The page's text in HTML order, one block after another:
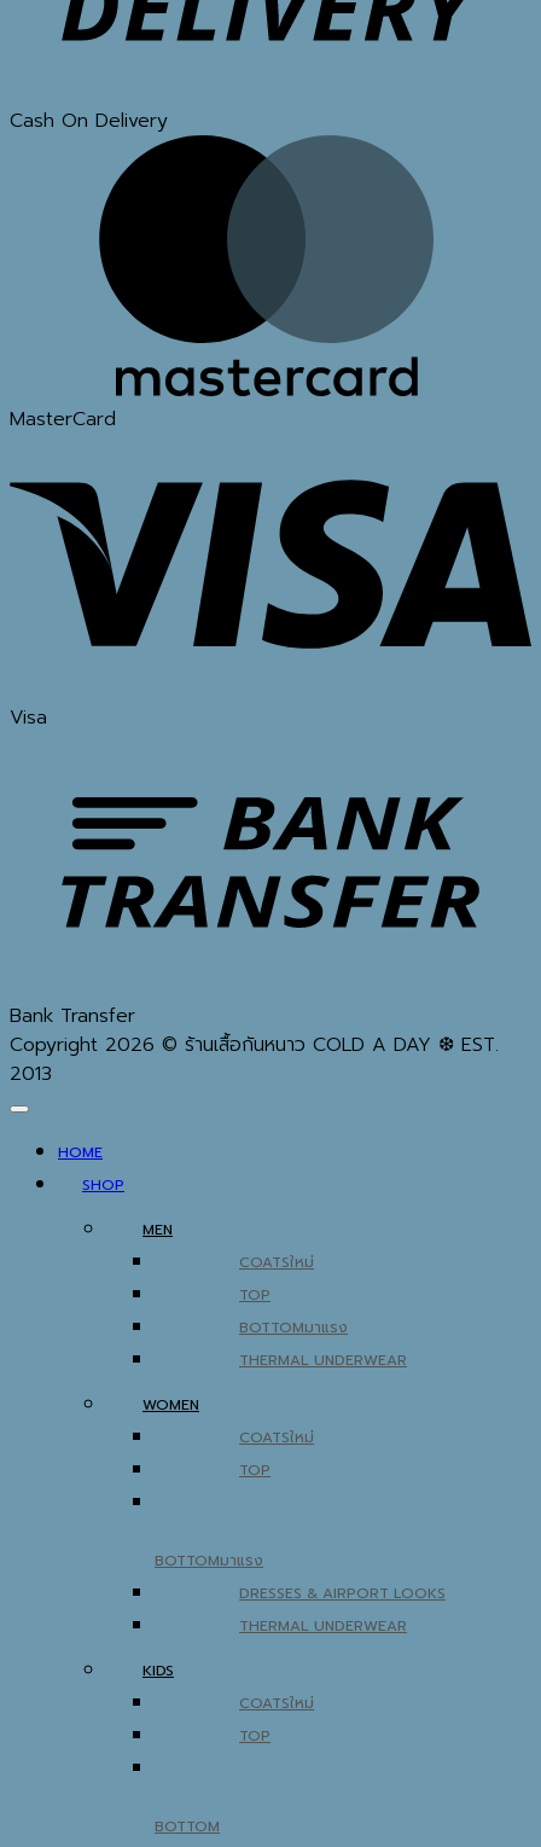
Cash On Delivery
MasterCard
Visa
Bank Transfer
Copyright 2026 © ร้านเสื้อกันหนาว COLD A DAY ❆ EST.
2013
HOME
SHOP
MEN
COATS
TOP
BOTTOM
THERMAL UNDERWEAR
WOMEN
COATS
TOP
BOTTOM
DRESSES & AIRPORT LOOKS
THERMAL UNDERWEAR
KIDS
COATS
TOP
BOTTOM